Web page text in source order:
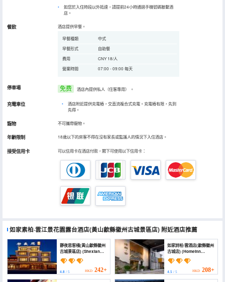
如您於入住時段以外抵達，請提前24小時通過手機號碼聯繫酒
店。
餐飲 酒店提供早餐。
早餐種類
中式
早餐形式
自助餐
費用
CNY 18/人
營業時間
07:00 - 09:00 每天
停車場 免费 酒店內提供私人（住客專用） 。
充電車位 •
酒店附近提供充電樁，交直流複合式充電。充電樁有限，先到
先得。
寵物 不可攜帶寵物。
年齡限制 18歲以下的房客不得在沒有家長或監護人的情況下入住酒店。
接受信用卡 可以信用卡在酒店付款，閣下可使用以下信用卡：
如家素柏·雲江景花園露台酒店(黃山歙縣徽州古城景區店) 附近酒店推薦
靜夜思客棧(黃山歙縣徽州
古城景區店) (Shexian
Nostalgia inn)
4.8 / 5 HKD 242+
如家詩柏·雲酒店(歙縣徽州
古城店) (Homeinn
Skyl'ne Yun Hotel (She
County Huizhou
Ancient City))
4.5/ 5 HKD 208+